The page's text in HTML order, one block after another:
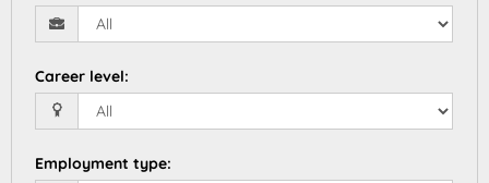
Career level:
Employment type: